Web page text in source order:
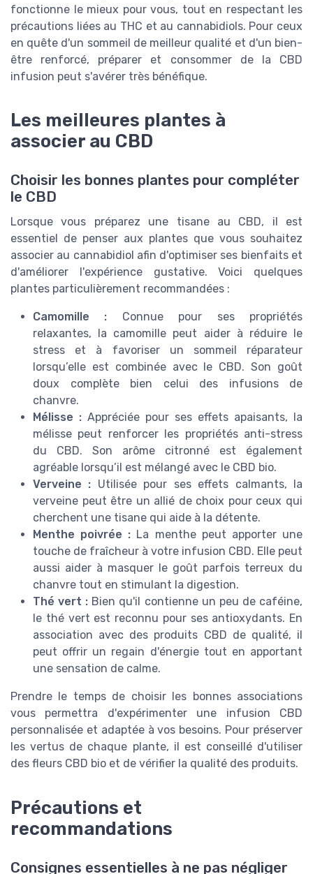
fonctionne le mieux pour vous, tout en respectant les
précautions liées au THC et au cannabidiols. Pour ceux
en quête d'un sommeil de meilleur qualité et d'un bien-
être renforcé, préparer et consommer de la CBD
infusion peut s'avérer très bénéfique.
Les meilleures plantes à
associer au CBD
Choisir les bonnes plantes pour compléter
le CBD
Lorsque vous préparez une tisane au CBD, il est
essentiel de penser aux plantes que vous souhaitez
associer au cannabidiol afin d'optimiser ses bienfaits et
d'améliorer l'expérience gustative. Voici quelques
plantes particulièrement recommandées :
Camomille : Connue pour ses propriétés
relaxantes, la camomille peut aider à réduire le
stress et à favoriser un sommeil réparateur
lorsqu’elle est combinée avec le CBD. Son goût
doux complète bien celui des infusions de
chanvre.
Mélisse : Appréciée pour ses effets apaisants, la
mélisse peut renforcer les propriétés anti-stress
du CBD. Son arôme citronné est également
agréable lorsqu’il est mélangé avec le CBD bio.
Verveine : Utilisée pour ses effets calmants, la
verveine peut être un allié de choix pour ceux qui
cherchent une tisane qui aide à la détente.
Menthe poivrée : La menthe peut apporter une
touche de fraîcheur à votre infusion CBD. Elle peut
aussi aider à masquer le goût parfois terreux du
chanvre tout en stimulant la digestion.
Thé vert : Bien qu'il contienne un peu de caféine,
le thé vert est reconnu pour ses antioxydants. En
association avec des produits CBD de qualité, il
peut offrir un regain d'énergie tout en apportant
une sensation de calme.
Prendre le temps de choisir les bonnes associations
vous permettra d'expérimenter une infusion CBD
personnalisée et adaptée à vos besoins. Pour préserver
les vertus de chaque plante, il est conseillé d'utiliser
des fleurs CBD bio et de vérifier la qualité des produits.
Précautions et
recommandations
Consignes essentielles à ne pas négliger